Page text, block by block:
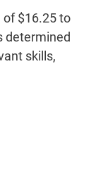
of $16.25 to
determined
skills,